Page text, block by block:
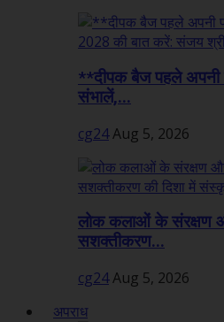
**दीपक बैज पहले अपनी
संभालें,...
cg24Aug 5, 2026
लोक कलाओं के संरक्षण
सशक्तीकरण...
cg24Aug 5, 2026
अपराध